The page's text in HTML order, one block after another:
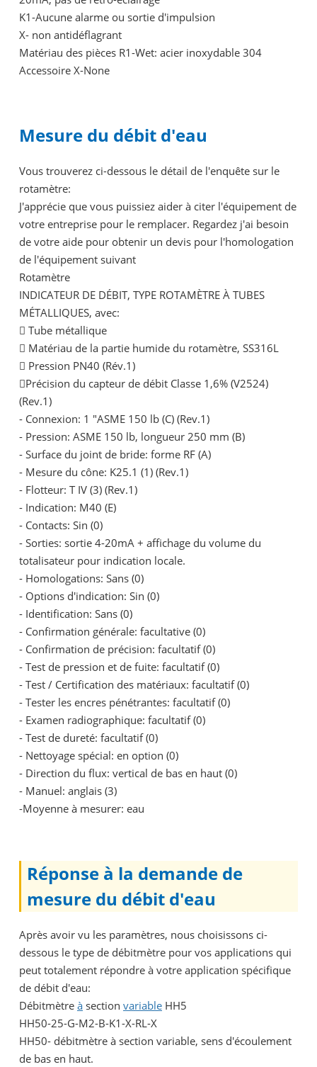
K1-Aucune alarme ou sortie d'impulsion
X- non antidéflagrant
Matériau des pièces R1-Wet: acier inoxydable 304
Accessoire X-None
Mesure du débit d'eau
Vous trouverez ci-dessous le détail de l'enquête sur le
rotamètre:
J'apprécie que vous puissiez aider à citer l'équipement de
votre entreprise pour le remplacer. Regardez j'ai besoin
de votre aide pour obtenir un devis pour l'homologation
de l'équipement suivant
Rotamètre
INDICATEUR DE DÉBIT, TYPE ROTAMÈTRE À TUBES
MÉTALLIQUES, avec:
 Tube métallique
 Matériau de la partie humide du rotamètre, SS316L
 Pression PN40 (Rév.1)
Précision du capteur de débit Classe 1,6% (V2524)
(Rev.1)
- Connexion: 1 "ASME 150 lb (C) (Rev.1)
- Pression: ASME 150 lb, longueur 250 mm (B)
- Surface du joint de bride: forme RF (A)
- Mesure du cône: K25.1 (1) (Rev.1)
- Flotteur: T IV (3) (Rev.1)
- Indication: M40 (E)
- Contacts: Sin (0)
- Sorties: sortie 4-20mA + affichage du volume du
totalisateur pour indication locale.
- Homologations: Sans (0)
- Options d'indication: Sin (0)
- Identification: Sans (0)
- Confirmation générale: facultative (0)
- Confirmation de précision: facultatif (0)
- Test de pression et de fuite: facultatif (0)
- Test / Certification des matériaux: facultatif (0)
- Tester les encres pénétrantes: facultatif (0)
- Examen radiographique: facultatif (0)
- Test de dureté: facultatif (0)
- Nettoyage spécial: en option (0)
- Direction du flux: vertical de bas en haut (0)
- Manuel: anglais (3)
-Moyenne à mesurer: eau
Réponse à la demande de
mesure du débit d'eau
Après avoir vu les paramètres, nous choisissons ci-
dessous le type de débitmètre pour vos applications qui
peut totalement répondre à votre application spécifique
de débit d'eau:
Débitmètre à section variable HH5
HH50-25-G-M2-B-K1-X-RL-X
HH50- débitmètre à section variable, sens d'écoulement
de bas en haut.